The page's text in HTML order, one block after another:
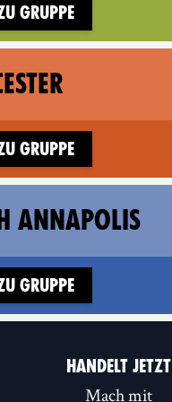
Gruppe
Gruppe
ANNAPOLIS
Gruppe
HANDELT JETZT
Mach mit